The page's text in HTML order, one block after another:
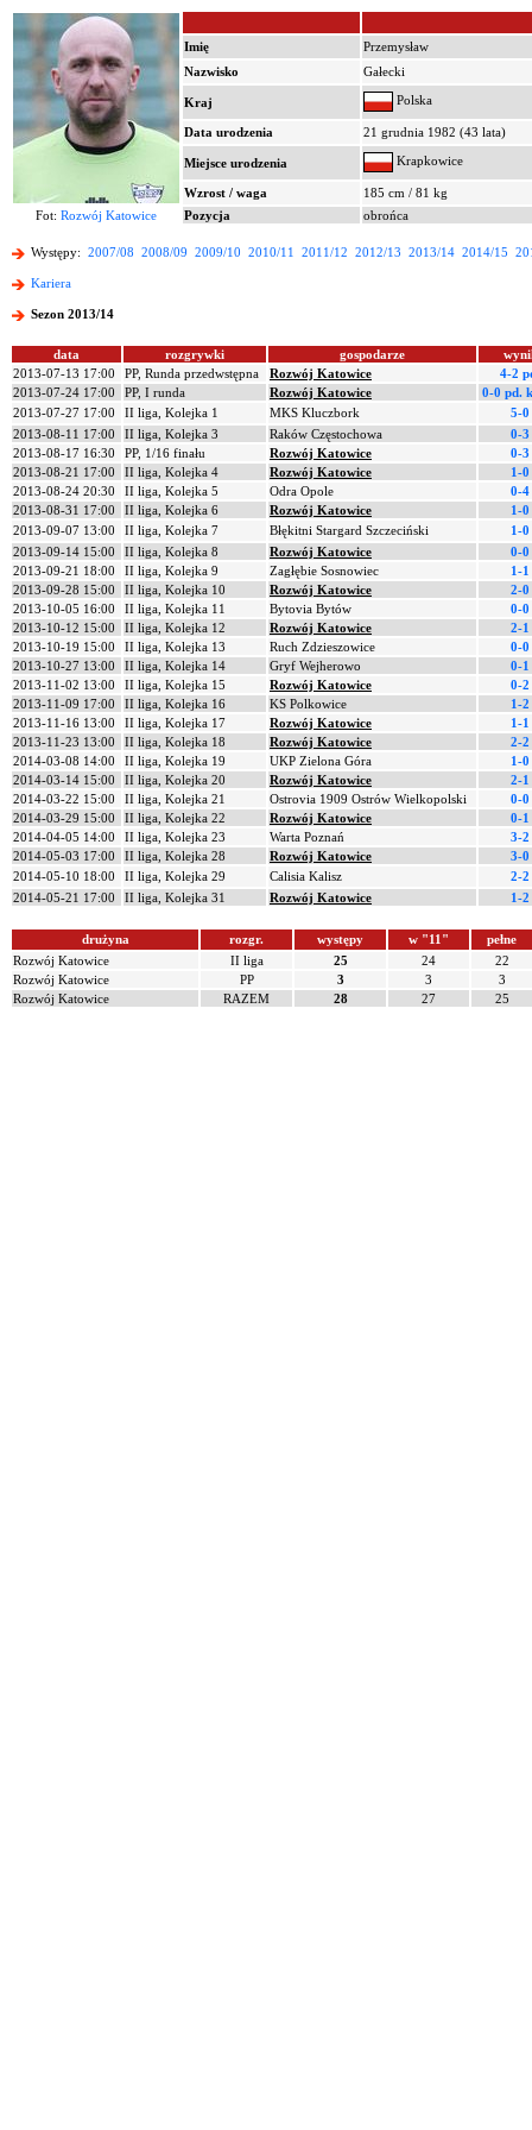
Imię
Przemysław
Nazwisko
Gałecki
Kraj Polska
Data urodzenia 21 grudnia 1982 (43 lata)
Miejsce urodzenia Krapkowice
Wzrost / waga
185 cm / 81 kg
Fot: Rozwój Katowice Pozycja obrońca
Występy: 2007/08 2008/09 2009/10 2010/11 2011/12 2012/13 2013/14 2014/15
Kariera
Sezon 2013/14
data rozgrywki gospodarze
2013-07-13 17:00
PP, Runda przedwstępna Rozwój Katowice
4-2
2013-07-24 17:00
PP, I runda Rozwój Katowice 0-0 pd.
2013-07-27 17:00
II liga, Kolejka 1 MKS Kluczbork
5-0
2013-08-11 17:00
II liga, Kolejka 3 Raków Częstochowa
0-3
2013-08-17 16:30
PP, 1/16 finału Rozwój Katowice
0-3
2013-08-21 17:00
II liga, Kolejka 4 Rozwój Katowice
1-0
2013-08-24 20:30
II liga, Kolejka 5 Odra Opole
0-4
2013-08-31 17:00
II liga, Kolejka 6 Rozwój Katowice
1-0
2013-09-07 13:00
II liga, Kolejka 7 Błękitni Stargard Szczeciński
1-0
2013-09-14 15:00
II liga, Kolejka 8 Rozwój Katowice
0-0
2013-09-21 18:00
II liga, Kolejka 9 Zagłębie Sosnowiec
1-1
2013-09-28 15:00
II liga, Kolejka 10 Rozwój Katowice
2-0
2013-10-05 16:00
II liga, Kolejka 11 Bytovia Bytów
0-0
2013-10-12 15:00
II liga, Kolejka 12 Rozwój Katowice
2-1
2013-10-19 15:00
II liga, Kolejka 13 Ruch Zdzieszowice
0-0
2013-10-27 13:00
II liga, Kolejka 14 Gryf Wejherowo
0-1
2013-11-02 13:00
II liga, Kolejka 15 Rozwój Katowice
0-2
2013-11-09 17:00
II liga, Kolejka 16 KS Polkowice
1-2
2013-11-16 13:00
II liga, Kolejka 17 Rozwój Katowice
1-1
2013-11-23 13:00
II liga, Kolejka 18 Rozwój Katowice
2-2
2014-03-08 14:00
II liga, Kolejka 19 UKP Zielona Góra
1-0
2014-03-14 15:00
II liga, Kolejka 20 Rozwój Katowice
2-1
2014-03-22 15:00
II liga, Kolejka 21 Ostrovia 1909 Ostrów Wielkopolski
0-0
2014-03-29 15:00
II liga, Kolejka 22 Rozwój Katowice
0-1
2014-04-05 14:00
II liga, Kolejka 23 Warta Poznań
3-2
2014-05-03 17:00
II liga, Kolejka 28 Rozwój Katowice
3-0
2014-05-10 18:00
II liga, Kolejka 29 Calisia Kalisz
2-2
2014-05-21 17:00
II liga, Kolejka 31 Rozwój Katowice 1-2
drużyna rozgr. występy w "11"
pełne
Rozwój Katowice
II liga 25 24
22
Rozwój Katowice
PP 3 3
3
Rozwój Katowice
RAZEM 28 27 25